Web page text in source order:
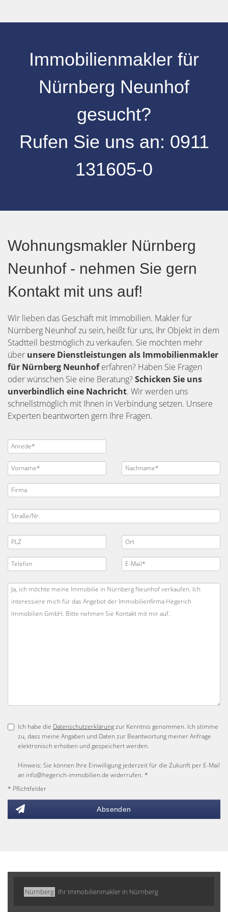
Immobilienmakler für
Nürnberg Neunhof
gesucht?
Rufen Sie uns an: 0911
131605-0
Wohnungsmakler Nürnberg
Neunhof - nehmen Sie gern
Kontakt mit uns auf!
Wir lieben das Geschäft mit Immobilien. Makler für
Nürnberg Neunhof zu sein, heißt für uns, Ihr Objekt in dem
Stadtteil bestmöglich zu verkaufen. Sie möchten mehr
über unsere Dienstleistungen als Immobilienmakler
für Nürnberg Neunhoferfahren? Haben Sie Fragen
oder wünschen Sie eine Beratung? Schicken Sie uns
unverbindlich eine Nachricht. Wir werden uns
schnellstmöglich mit Ihnen in Verbindung setzen. Unsere
Experten beantworten gern Ihre Fragen.
Ich habe die Datenschutzerklärungzur Kenntnis genommen. Ich stimme
zu, dass meine Angaben und Daten zur Beantwortung meiner Anfrage
elektronisch erhoben und gespeichert werden.
Hinweis: Sie können Ihre Einwilligung jederzeit für die Zukunft per E-Mail
an info@hegerich-immobilien.de widerrufen. *
* Pflichtfelder
Absenden
Nürnberg Ihr Immobilienmakler in Nürnberg